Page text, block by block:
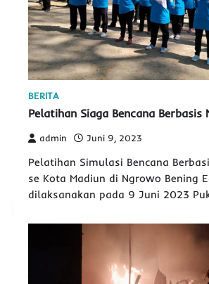
BERITA
Pelatihan Siaga Bencana Berbasis
admin Juni 9, 2023
Pelatihan Simulasi Bencana
se Kota Madiun di Ngrowo Bening
dilaksanakan pada 9 Juni 2023